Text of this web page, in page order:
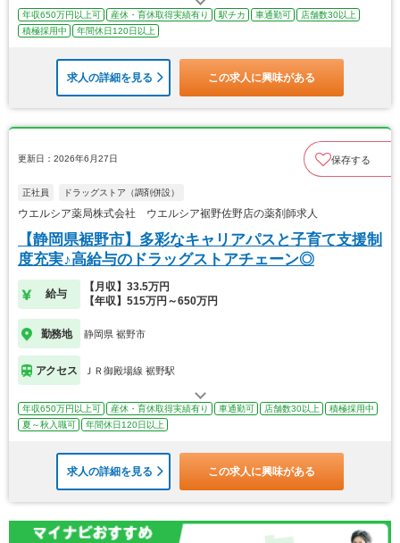
年収650万円以上可 産休・育休取得実績有り 駅チカ 車通勤可
店舗数30以上
積極採用中
年間休日120日以上
求人の詳細を見る この求人に興味がある
更新日：2026年6月27日 保存する
正社員 ドラッグストア（調剤併設）
ウエルシア薬局株式会社 ウエルシア裾野佐野店の薬剤師求人
【静岡県裾野市】多彩なキャリアパスと子育て支援制
度充実♪高給与のドラッグストアチェーン◎
給与
【月収】33.5万円
【年収】515万円～650万円
勤務地 静岡県 裾野市
アクセス ＪＲ御殿場線 裾野駅
年収650万円以上可 産休・育休取得実績有り 車通勤可 店舗数30以上
積極採用中
夏～秋入職可
年間休日120日以上
求人の詳細を見る この求人に興味がある